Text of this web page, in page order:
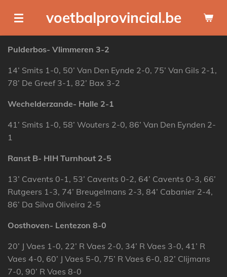
direct
naar
de
voetbalprovincial.be
Pulderbos- Vlimmeren 3-2
14’ Smits 1-0, 50’ Van Den Eynde 2-0, 75’ Van Gils 2-1,
78’ De Greef 3-1, 82’ Bax 3-2
Wechelderzande- Halle 2-1
41’ Smits 1-0, 58’ Wouters 2-0, 86’ Van Den Eynden 2-
1
Ranst B- HIH Turnhout 2-5
13’ Cavents 0-1, 53’ Cavents 0-2, 64’ Cavents 0-3, 66’
Rutgeers 1-3, 74’ Breugelmans 2-3, 84’ Cabanier 2-4,
86’ Da Silva Oliveira 2-5
Oosthoven- Lentezon 8-0
20’ J Vaes 1-0, 22’ R Vaes 2-0, 34’ R Vaes 3-0, 41’ R
Vaes 4-0, 60’ J Vaes 5-0, 75’ R Vaes 6-0, 82’ Clijmans
7-0, 90’ R Vaes 8-0